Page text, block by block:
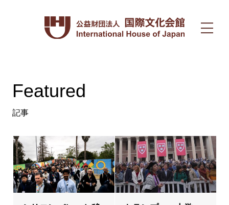
Featured
記事